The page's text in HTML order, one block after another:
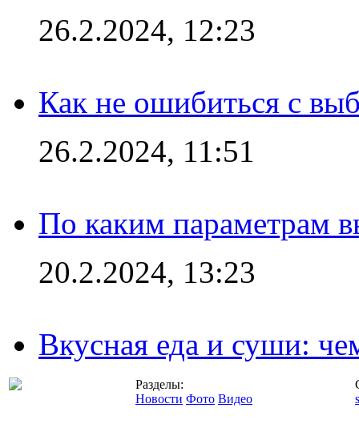
26.2.2024, 12:23
Как не ошибиться с
26.2.2024, 11:51
По каким параметрам
20.2.2024, 13:23
Вкусная еда и суши:
Разделы:
Новости Фото Видео